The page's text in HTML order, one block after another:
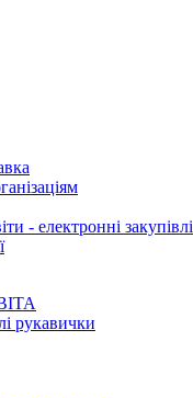
- електронні закупівлі
рукавички